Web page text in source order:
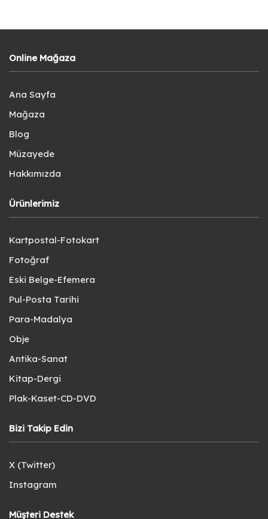
Online Mağaza
Ana Sayfa
Mağaza
Blog
Müzayede
Hakkımızda
Ürünlerimiz
Kartpostal-Fotokart
Fotoğraf
Eski Belge-Efemera
Pul-Posta Tarihi
Para-Madalya
Obje
Antika-Sanat
Kitap-Dergi
Plak-Kaset-CD-DVD
Bizi Takip Edin
X (Twitter)
Instagram
Müşteri Destek